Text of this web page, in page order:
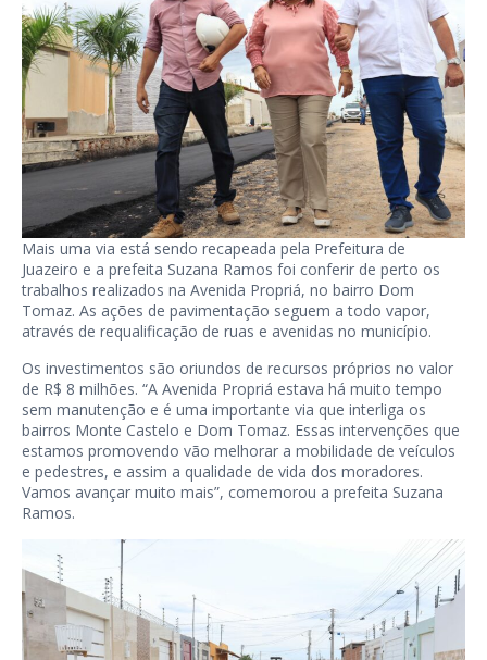
Mais uma via está sendo recapeada pela Prefeitura de
Juazeiro e a prefeita Suzana Ramos foi conferir de perto os
trabalhos realizados na Avenida Propriá, no bairro Dom
Tomaz. As ações de pavimentação seguem a todo vapor,
através de requalificação de ruas e avenidas no município.
Os investimentos são oriundos de recursos próprios no valor
de R$ 8 milhões. “A Avenida Propriá estava há muito tempo
sem manutenção e é uma importante via que interliga os
bairros Monte Castelo e Dom Tomaz. Essas intervenções que
estamos promovendo vão melhorar a mobilidade de veículos
e pedestres, e assim a qualidade de vida dos moradores.
Vamos avançar muito mais”, comemorou a prefeita Suzana
Ramos.